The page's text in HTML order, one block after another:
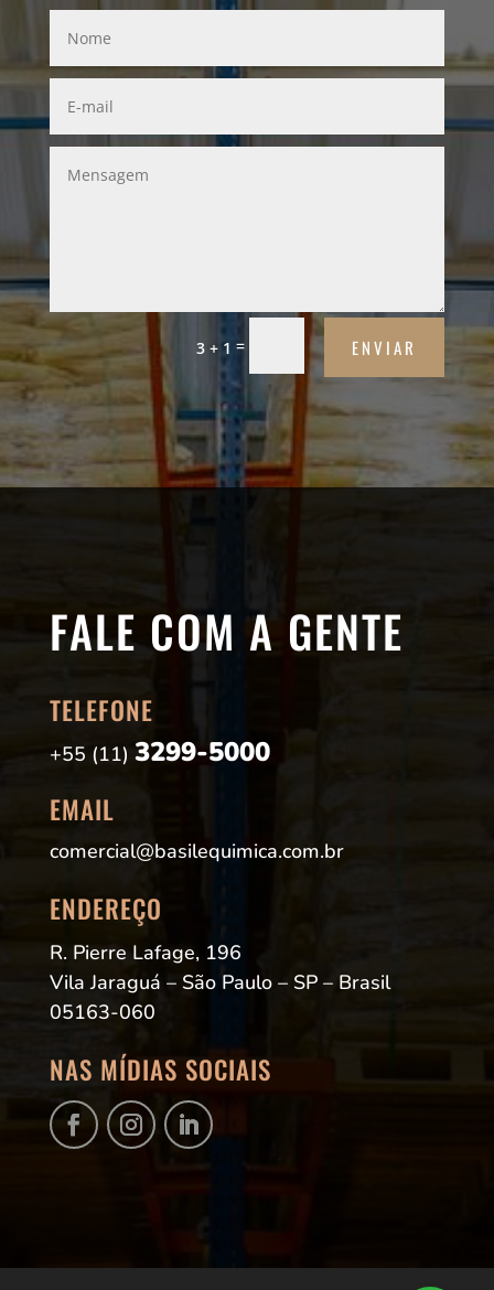
3 + 1 = ENVIAR
FALE COM A GENTE
TELEFONE
+55 (11) 3299-5000
EMAIL
comercial@basilequimica.com.br
ENDEREÇO
R. Pierre Lafage, 196
Vila Jaraguá – São Paulo – SP – Brasil
05163-060
NAS MÍDIAS SOCIAIS